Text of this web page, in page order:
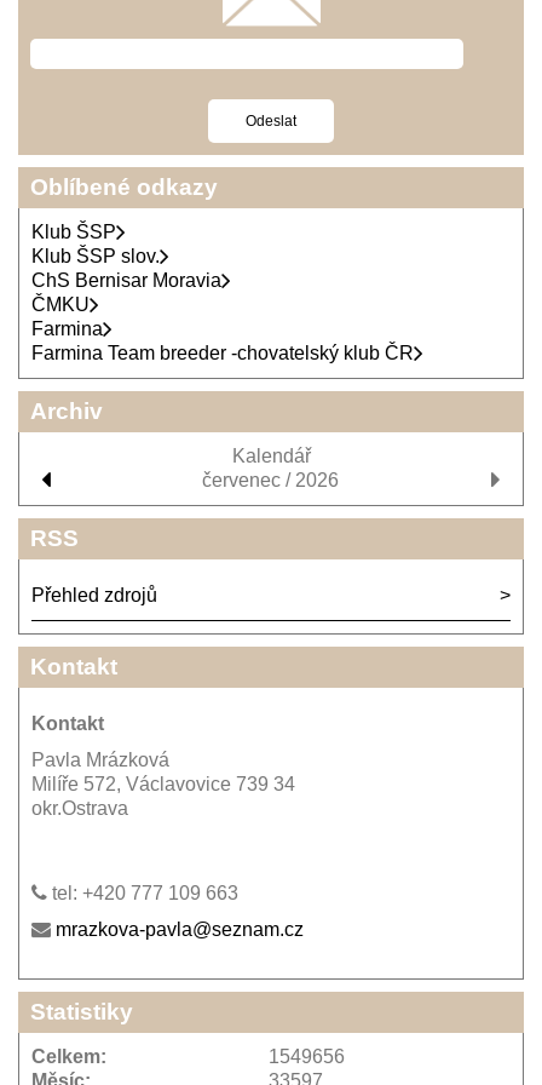
Oblíbené odkazy
Klub ŠSP
Klub ŠSP slov.
ChS Bernisar Moravia
ČMKU
Farmina
Farmina Team breeder -chovatelský klub ČR
Archiv
Kalendář
červenec / 2026
RSS
Přehled zdrojů
Kontakt
Kontakt
Pavla Mrázková
Milíře 572, Václavovice 739 34
okr.Ostrava
tel: +420 777 109 663
mrazkova-pavla@seznam.cz
Statistiky
Celkem:
1549656
Měsíc:
33597